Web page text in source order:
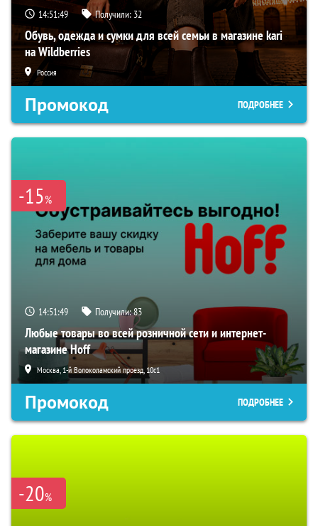
14:51:49 Получили: 32
Обувь, одежда и сумки для всей семьи в магазине kari
на Wildberries
Россия
Промокод ПОДРОБНЕЕ
-15%
14:51:49 Получили:83
Любые товары во всей розничной сети и интернет-
магазине Hoff
Москва, 1-й Волоколамский проезд, 10с1
Промокод ПОДРОБНЕЕ
-20%